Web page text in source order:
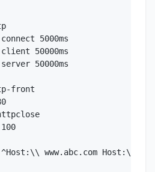
5000ms
50000ms
50000ms
front
www.abc.com Host:\\